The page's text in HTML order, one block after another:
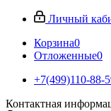
Личный
Корзина0
Отложенные0
+7(499)110-88-
Контактная